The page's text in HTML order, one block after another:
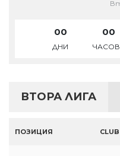
00
ДНИ
00
ВТОРА ЛИГА
ПОЗИЦИЯ CLUB